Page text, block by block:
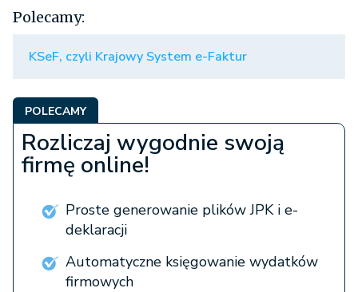
Polecamy:
KSeF, czyli Krajowy System e-Faktur
POLECAMY
Rozliczaj wygodnie swoją
firmę online!
Proste generowanie plików JPK i e-
deklaracji
Automatyczne księgowanie wydatków
firmowych